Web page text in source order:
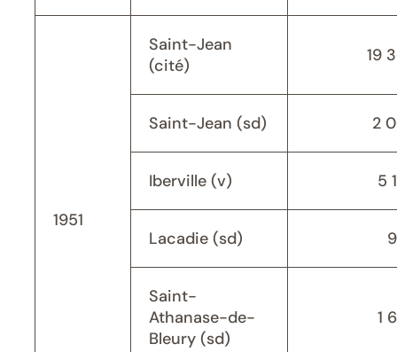
1951
Saint-Jean
(cité)
19
Saint-Jean (sd) 2
Iberville (v) 5
Lacadie (sd)
Saint-
Athanase-de-
Bleury (sd)
1